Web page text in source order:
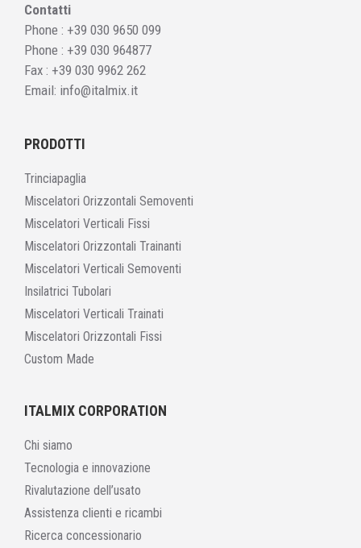
Contatti
Phone : +39 030 9650 099
Phone : +39 030 964877
Fax : +39 030 9962 262
Email: info@italmix.it
PRODOTTI
Trinciapaglia
Miscelatori Orizzontali Semoventi
Miscelatori Verticali Fissi
Miscelatori Orizzontali Trainanti
Miscelatori Verticali Semoventi
Insilatrici Tubolari
Miscelatori Verticali Trainati
Miscelatori Orizzontali Fissi
Custom Made
ITALMIX CORPORATION
Chi siamo
Tecnologia e innovazione
Rivalutazione dell’usato
Assistenza clienti e ricambi
Ricerca concessionario